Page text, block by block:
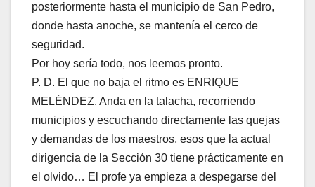
posteriormente hasta el municipio de San Pedro,
donde hasta anoche, se mantenía el cerco de
seguridad.
Por hoy sería todo, nos leemos pronto.
P. D. El que no baja el ritmo es ENRIQUE
MELÉNDEZ. Anda en la talacha, recorriendo
municipios y escuchando directamente las quejas
y demandas de los maestros, esos que la actual
dirigencia de la Sección 30 tiene prácticamente en
el olvido… El profe ya empieza a despegarse del